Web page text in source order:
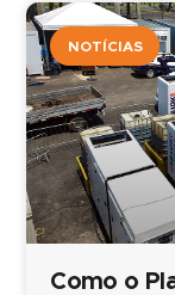
NOTÍCIAS
Como o